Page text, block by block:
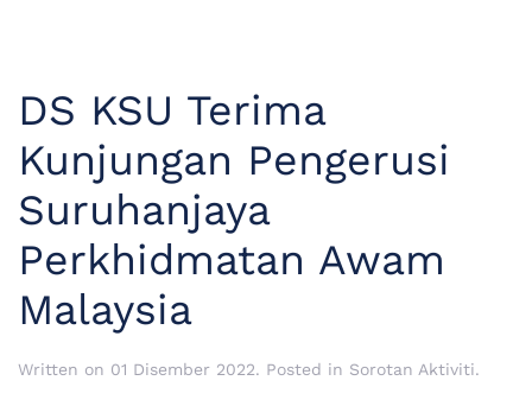
DS KSU Terima
Kunjungan Pengerusi
Suruhanjaya
Perkhidmatan Awam
Malaysia
Written on 01 Disember 2022. Posted in Sorotan Aktiviti.